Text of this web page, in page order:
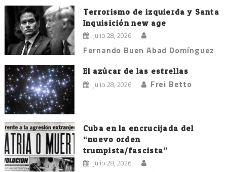
Terrorismo de izquierda y Santa
Inquisición new age
julio 28, 2026
Fernando Buen Abad Domínguez
El azúcar de las estrellas
julio 28, 2026 Frei Betto
Cuba en la encrucijada del
“nuevo orden
trumpista/fascista”
julio 28, 2026